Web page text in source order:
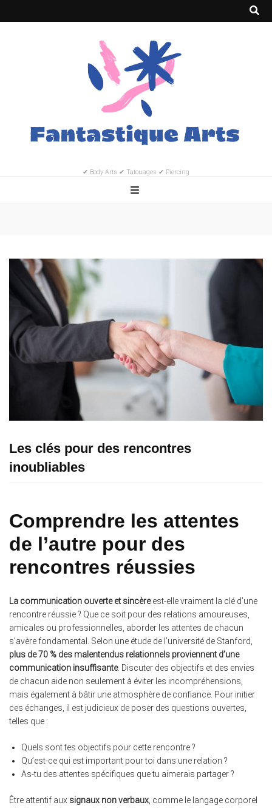
✔ Body Arts ✔ Tatouages ✔ Piercing
Les clés pour des rencontres
inoubliables
Comprendre les attentes
de l’autre pour des
rencontres réussies
La communication ouverte et sincèreest-elle vraiment la clé d’une
rencontre réussie ? Que ce soit pour des relations amoureuses,
amicales ou professionnelles, aborder les attentes de chacun
s’avère fondamental. Selon une étude de l’université de Stanford,
plus de 70 % des malentendus relationnels proviennent d’une
communication insuffisante. Discuter des objectifs et des envies
de chacun aide non seulement à éviter les incompréhensions,
mais également à bâtir une atmosphère de confiance. Pour initier
ces échanges, il est judicieux de poser des questions ouvertes,
telles que :
Quels sont tes objectifs pour cette rencontre ?
Qu’est-ce qui est important pour toi dans une relation ?
As-tu des attentes spécifiques que tu aimerais partager ?
Être attentif aux signaux non verbaux, comme le langage corporel